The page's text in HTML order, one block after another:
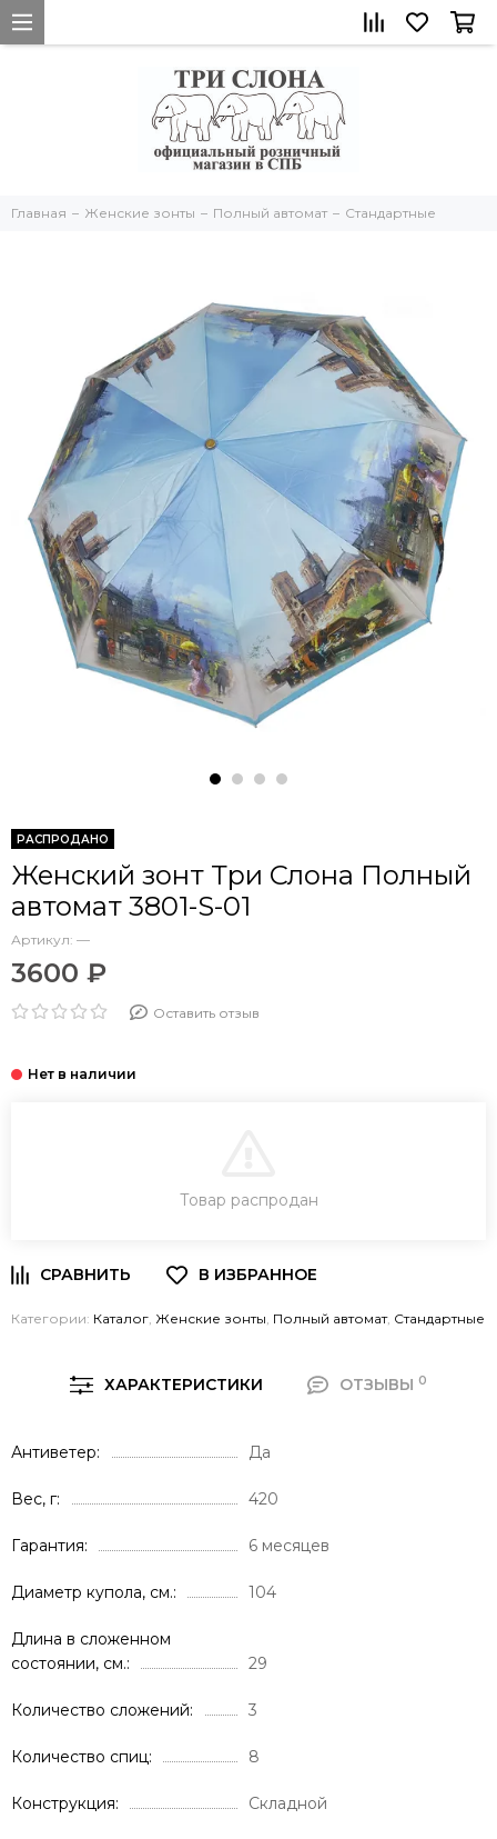
Главная Женские зонты Полный автомат Стандартные
РАСПРОДАНО
Женский зонт Три Слона Полный
автомат 3801-S-01
Артикул: —
3600 ₽
Оставить отзыв
Товар распродан
Категории: Каталог, Женские зонты, Полный автомат, Стандартные
ХАРАКТЕРИСТИКИ ОТЗЫВЫ 0
Антиветер Да
Вес, г 420
Гарантия 6 месяцев
Диаметр купола, см. 104
Длина в сложенном
состоянии, см.
29
Количество сложений 3
Количество спиц 8
Конструкция Складной